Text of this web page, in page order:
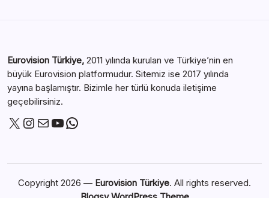
Eurovision Türkiye, 2011 yılında kurulan ve Türkiye’nin en
büyük Eurovision platformudur. Sitemiz ise 2017 yılında
yayına başlamıştır. Bizimle her türlü konuda iletişime
geçebilirsiniz.
Copyright 2026 — Eurovision Türkiye. All rights reserved.